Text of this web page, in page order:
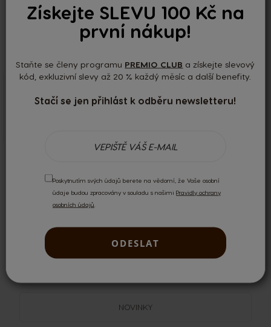
Získejte SLEVU 100 Kč na
první nákup!
Staňte se členy programu PREMIO CLUB a získejte slevový
kód, exkluzivní slevy až 20 % každý měsíc a další benefity.
Stačí se jen přihlást k odběru newsletteru!
Poskytnutím svých údajů berete na vědomí, že Vaše osobní
údaje budou zpracovány v souladu s našimi Pravidly ochrany
osobních údajů
ODESLAT
Výborné -
15/04/2026
Recenzi mohou psát pouze registrovaní uživatelé.
NOVINKY